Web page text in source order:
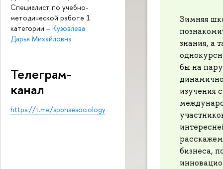
Специалист по учебно-
методической работе 1
категории – Кузовлева
Дарья Михайловна
Телеграм-
канал
https://t.me/spbhsesociology
Зимняя
знания, а
бы на
изучения
бизнеса,